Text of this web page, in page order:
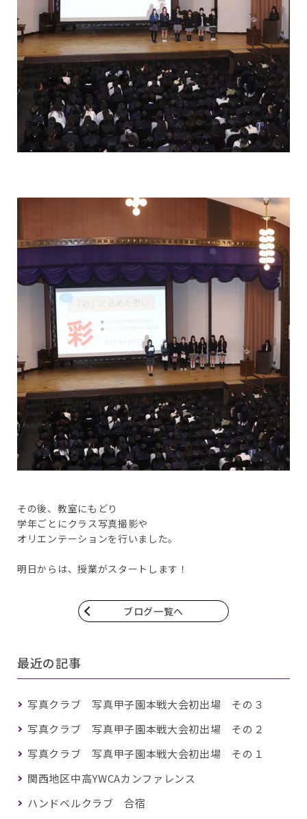
その後、教室にもどり
学年ごとにクラス写真撮影や
オリエンテーションを行いました。
明日からは、授業がスタートします！
ブログ一覧へ
最近の記事
写真クラブ 写真甲子園本戦大会初出場 その３
写真クラブ 写真甲子園本戦大会初出場 その２
写真クラブ 写真甲子園本戦大会初出場 その１
関西地区中高YWCAカンファレンス
ハンドベルクラブ 合宿